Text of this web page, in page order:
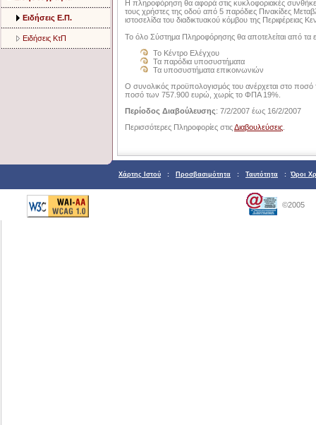
Ειδήσεις Ε.Π.
Ειδήσεις ΚτΠ
Η πληροφόρηση θα αφορά στις κυκλοφοριακές
τους χρήστες της οδού από 5 παρόδιες Πινακίδες
ιστοσελίδα του διαδικτυακού κόμβου της Περιφέρειας
Το όλο Σύστημα Πληροφόρησης θα αποτελείται από τα
Το Κέντρο Ελέγχου
Τα παρόδια υποσυστήματα
Τα υποσυστήματα επικοινωνιών
Ο συνολικός προϋπολογισμός του ανέρχεται στο
ποσό των 757.900 ευρώ, χωρίς το ΦΠΑ 19%.
Περίοδος Διαβούλευσης: 7/2/2007 έως 16/2/2007
Περισσότερες Πληροφορίες στιςΔιαβουλεύσεις
Χάρτης Ιστού : Προσβασιμότητα : Ταυτότητα : Όροι
©2005